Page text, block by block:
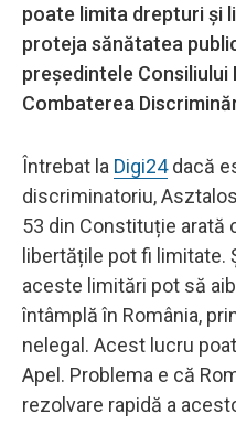
poate limita drepturi și
proteja sănătatea
președintele Consiliului
Combaterea
Întrebat la Digi24dacă
discriminatoriu,
53 din Constituție arată
libertățile pot fi limitate.
aceste limitări pot să
întâmplă în România,
nelegal. Acest lucru
Apel. Problema e că
rezolvare rapidă a